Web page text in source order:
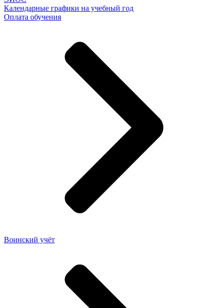
Календарные графики на учебный год
Оплата обучения
Воинский учёт